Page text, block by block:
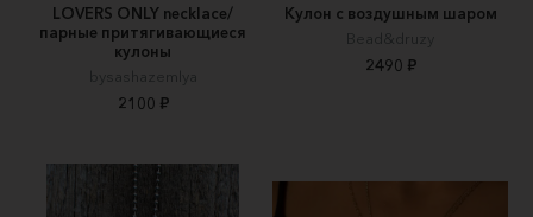
LOVERS ONLY necklace/
парные притягивающиеся
кулоны
bysashazemlya
2100 ₽
Кулон с воздушным шаром
Bead&druzy
2490 ₽